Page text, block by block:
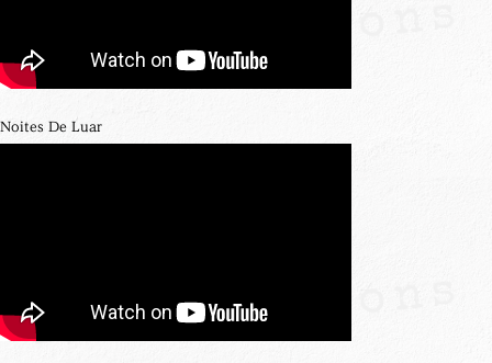
Noites De Luar